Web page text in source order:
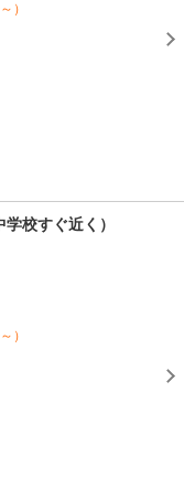
）
校すぐ近く）
）